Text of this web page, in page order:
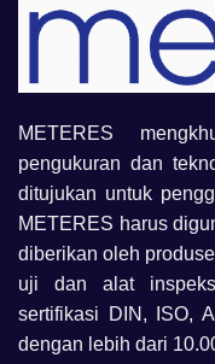
METERES
pengukuran dan
ditujukan untuk
METERES harus
diberikan oleh
uji dan alat
sertifikasi DIN, ISO,
dengan lebih dari